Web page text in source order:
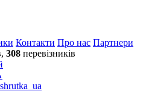
Контакти Про нас Партнери
308 перевізників